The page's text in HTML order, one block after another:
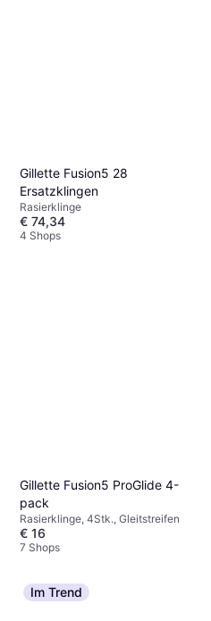
Gillette Fusion5 28
Ersatzklingen
Rasierklinge
€ 74,34
4 Shops
Gillette Fusion5 ProGlide 4-
pack
Rasierklinge, 4Stk., Gleitstreifen
€ 16
7 Shops
Im Trend